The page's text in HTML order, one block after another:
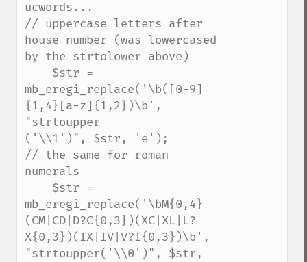
ucwords...
// uppercase letters after
house number (was lowercased
by the strtolower above)
mb_eregi_replace('\b([0-9]
{1,4}[a-z]{1,2})\b',
"strtoupper
('\\1')", $str, 'e');
// the same for roman
numerals
mb_eregi_replace('\bM{0,4}
(CM|CD|D?C{0,3})(XC|XL|L?
X{0,3})(IX|IV|V?I{0,3})\b',
"strtoupper('\\0')", $str,